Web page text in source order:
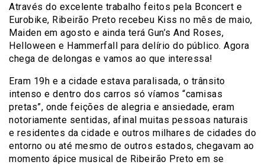
Através do excelente trabalho feitos pela Bconcert e
Eurobike, Ribeirão Preto recebeu Kiss no mês de maio,
Maiden em agosto e ainda terá Gun’s And Roses,
Helloween e Hammerfall para delírio do público. Agora
chega de delongas e vamos ao que interessa!
Eram 19h e a cidade estava paralisada, o trânsito
intenso e dentro dos carros só víamos “camisas
pretas”, onde feições de alegria e ansiedade, eram
notoriamente sentidas, afinal muitas pessoas naturais
e residentes da cidade e outros milhares de cidades do
entorno ou até mesmo de outros estados, chegavam ao
momento ápice musical de Ribeirão Preto em se